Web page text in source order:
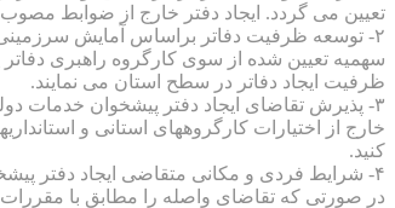
تعیین می گردد. ایجاد دفتر خارج از ضوابط
۲- توسعه ظرفیت دفاتر براساس آمایش
سهمیه تعیین شده از سوی کارگروه راهبری
ظرفیت ایجاد دفاتر در سطح استان می نمایند.
۳- پذیرش تقاضای ایجاد دفتر پیشخوان خدمات
خارج از اختیارات کارگروههای استانی و
کنید.
۴- شرایط فردی و مکانی متقاضی ایجاد دفتر
در صورتی که تقاضای واصله را مطابق با